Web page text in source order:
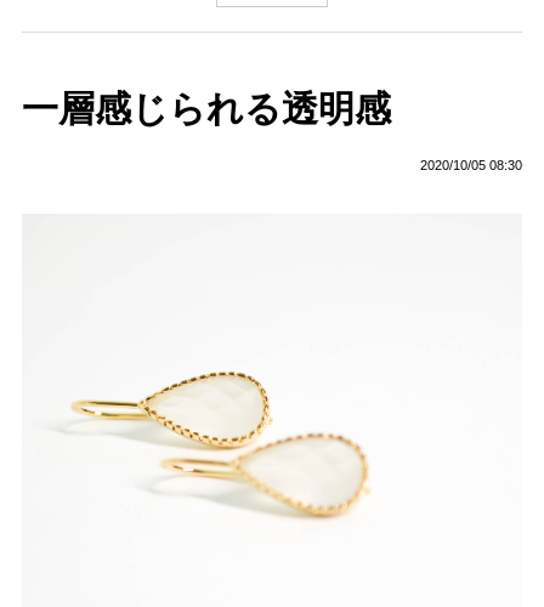
一層感じられる透明感
2020/10/05 08:30